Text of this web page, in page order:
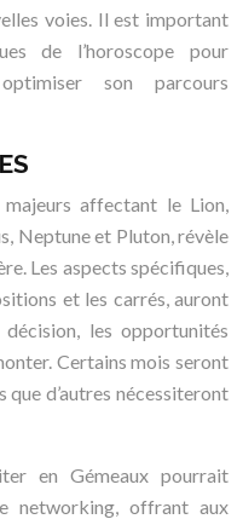
voies. Il est important
de l’horoscope pour
son parcours
majeurs affectant le Lion,
Neptune et Pluton, révèle
Les aspects spécifiques,
et les carrés, auront
les opportunités
Certains mois seront
d’autres nécessiteront
en Gémeaux pourrait
networking, offrant aux